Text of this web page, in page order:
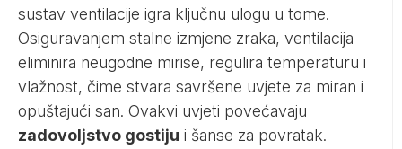
sustav ventilacije igra ključnu ulogu u tome.
Osiguravanjem stalne izmjene zraka, ventilacija
eliminira neugodne mirise, regulira temperaturu i
vlažnost, čime stvara savršene uvjete za miran i
opuštajući san. Ovakvi uvjeti povećavaju
zadovoljstvo gostiju i šanse za povratak.